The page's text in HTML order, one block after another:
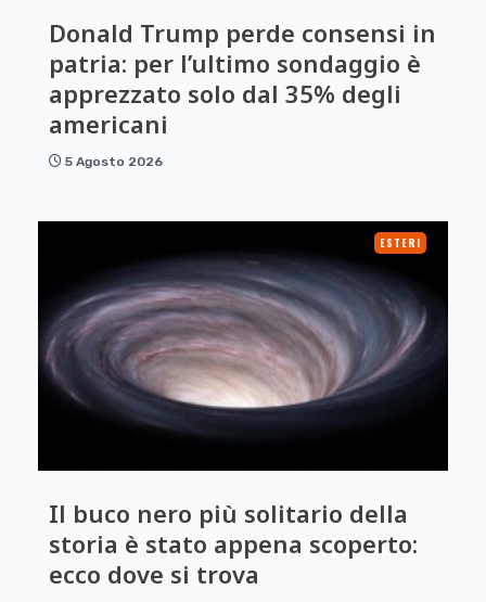
Donald Trump perde consensi in
patria: per l’ultimo sondaggio è
apprezzato solo dal 35% degli
americani
5 Agosto 2026
ESTERI
Il buco nero più solitario della
storia è stato appena scoperto:
ecco dove si trova